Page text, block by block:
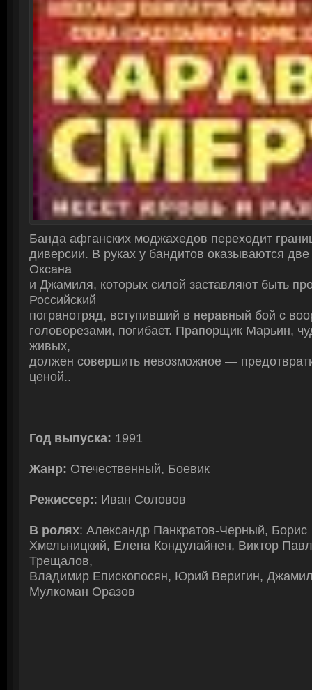
Банда афганских моджахедов переходит
диверсии. В руках у бандитов оказываются
Оксана
и Джамиля, которых силой заставляют быть
Российский
погранотряд, вступивший в неравный бой с
головорезами, погибает. Прапорщик Марьин,
живых,
должен совершить невозможное —
ценой..
Год выпуска: 1991
Жанр: Отечественный, Боевик
Режиссер:: Иван Соловов
В ролях: Александр Панкратов-Черный, Борис
Хмельницкий, Елена Кондулайнен, Виктор
Трещалов,
Владимир Епископосян, Юрий Веригин,
Мулкоман Оразов